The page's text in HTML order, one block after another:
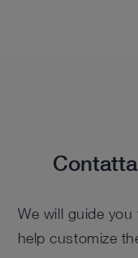
We will guide
help customize